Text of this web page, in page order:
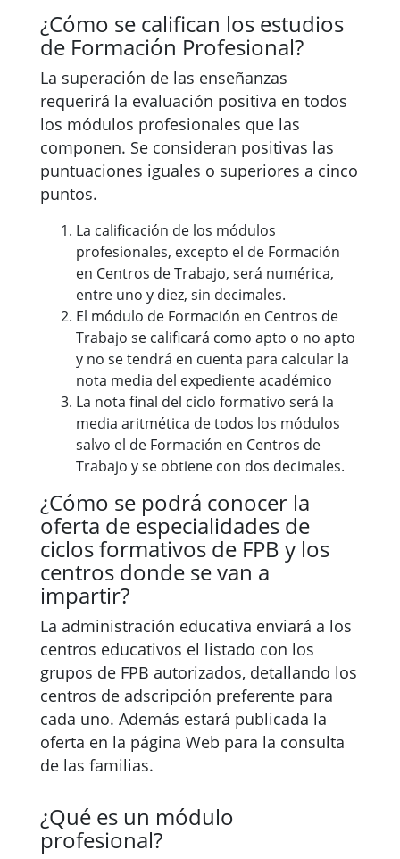
¿Cómo se califican los estudios
de Formación Profesional?
La superación de las enseñanzas
requerirá la evaluación positiva en todos
los módulos profesionales que las
componen. Se consideran positivas las
puntuaciones iguales o superiores a cinco
puntos.
La calificación de los módulos
profesionales, excepto el de Formación
en Centros de Trabajo, será numérica,
entre uno y diez, sin decimales.
El módulo de Formación en Centros de
Trabajo se calificará como apto o no apto
y no se tendrá en cuenta para calcular la
nota media del expediente académico
La nota final del ciclo formativo será la
media aritmética de todos los módulos
salvo el de Formación en Centros de
Trabajo y se obtiene con dos decimales.
¿Cómo se podrá conocer la
oferta de especialidades de
ciclos formativos de FPB y los
centros donde se van a
impartir?
La administración educativa enviará a los
centros educativos el listado con los
grupos de FPB autorizados, detallando los
centros de adscripción preferente para
cada uno. Además estará publicada la
oferta en la página Web para la consulta
de las familias.
¿Qué es un módulo
profesional?